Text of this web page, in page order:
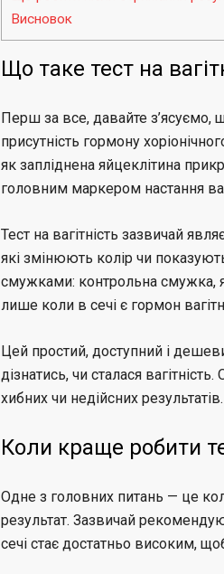
Висновок
Що таке тест на
Перш за все, давайте з’ясуємо,
присутність гормону
як запліднена яйцеклітина
головним маркером настання
Тест на вагітність зазвичай
які змінюють колір чи
смужками: контрольна смужка,
лише коли в сечі є гормон
Цей простий, доступний і
дізнатись, чи сталася
хибних чи недійсних результатів.
Коли краще робити
Одне з головних питань — це
результат. Зазвичай
сечі стає достатньо високим,